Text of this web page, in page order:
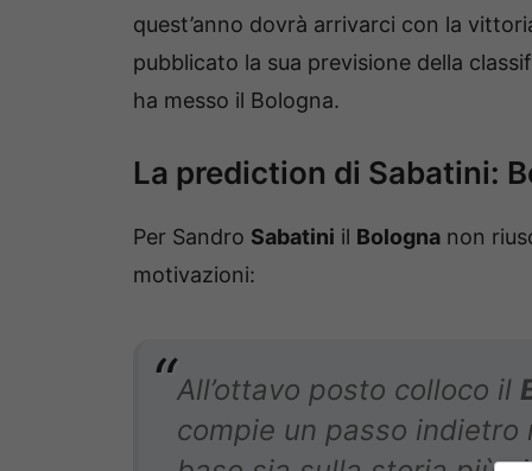
quest’anno dovrà arrivarci con la
pubblicato la sua previsione della
ha messo il Bologna.
La prediction di Sabatini:
Per Sandro Sabatini il Bologna non
motivazioni:
All’ottavo posto colloco il
compie un passo